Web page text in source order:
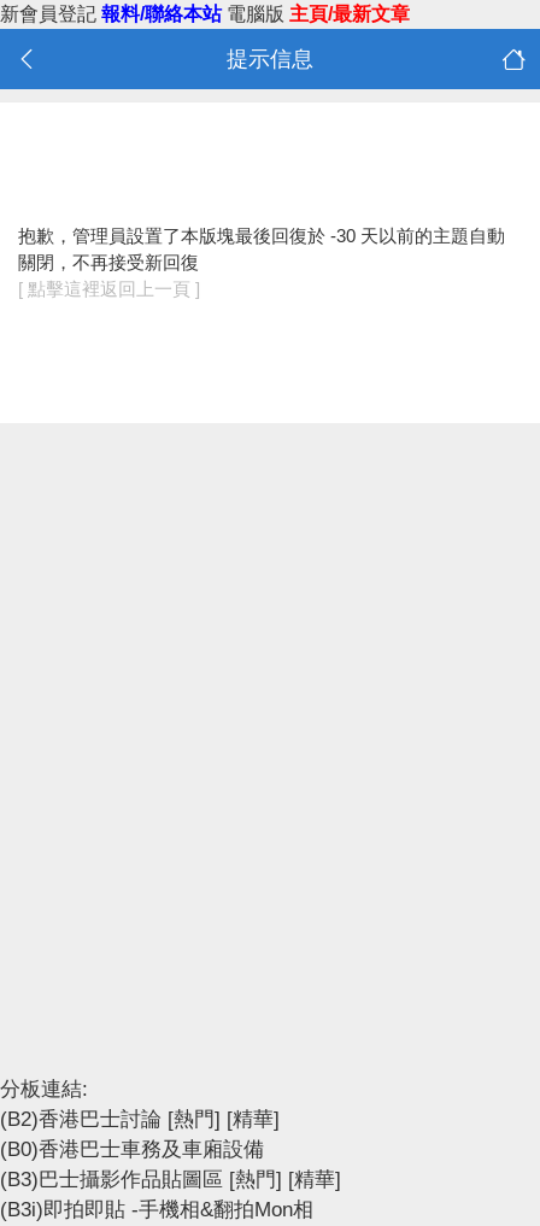
新會員登記 報料/聯絡本站 電腦版 主頁/最新文章
提示信息
抱歉，管理員設置了本版塊最後回復於 -30 天以前的主題自動
關閉，不再接受新回復
[ 點擊這裡返回上一頁 ]
分板連結:
(B2)香港巴士討論 [熱門] [精華]
(B0)香港巴士車務及車廂設備
(B3)巴士攝影作品貼圖區 [熱門] [精華]
(B3i)即拍即貼 -手機相&翻拍Mon相